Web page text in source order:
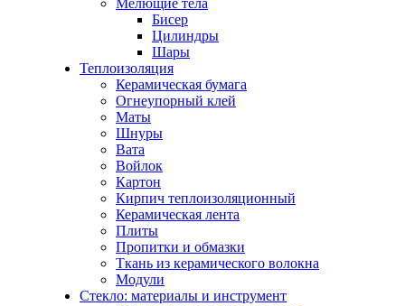
Мелющие тела
Бисер
Цилиндры
Шары
Теплоизоляция
Керамическая бумага
Огнеупорный клей
Маты
Шнуры
Вата
Войлок
Картон
Кирпич теплоизоляционный
Керамическая лента
Плиты
Пропитки и обмазки
Ткань из керамического волокна
Модули
Стекло: материалы и инструмент